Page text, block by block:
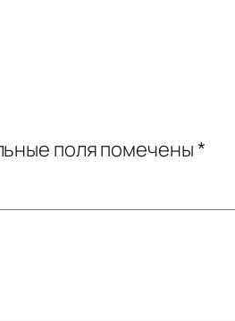
поля помечены*